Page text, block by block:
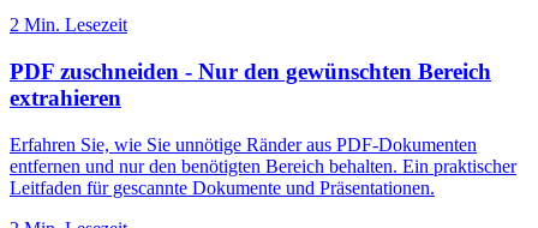
2 Min. Lesezeit
PDF zuschneiden - Nur den gewünschten Bereich
extrahieren
Erfahren Sie, wie Sie unnötige Ränder aus PDF-Dokumenten
entfernen und nur den benötigten Bereich behalten. Ein praktischer
Leitfaden für gescannte Dokumente und Präsentationen.